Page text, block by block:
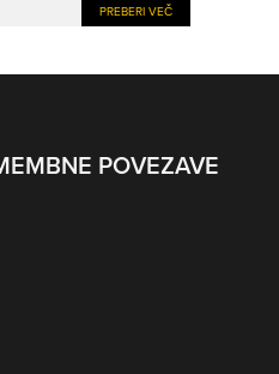
PREBERI VEČ
POVEZAVE